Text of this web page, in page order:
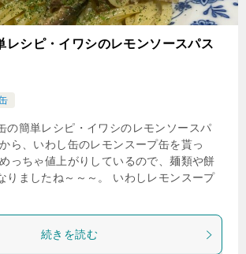
レシピ・イワシのレモンソースパス
の簡単レシピ・イワシのレモンソースパ
ら、いわし缶のレモンスープ缶を貰っ
っちゃ値上がりしているので、麺類や餅
りましたね～～～。 いわしレモンスープ
続きを読む